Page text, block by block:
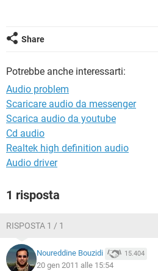
Share
Potrebbe anche interessarti:
Audio problem
Scaricare audio da messenger
Scarica audio da youtube
Cd audio
Realtek high definition audio
Audio driver
1 risposta
RISPOSTA 1 / 1
Noureddine Bouzidi 15.404
20 gen 2011 alle 15:54